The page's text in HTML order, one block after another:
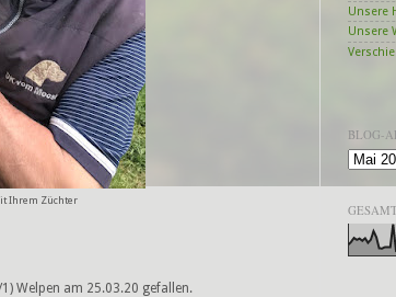
Ihrem Züchter
Welpen am 25.03.20 gefallen.
Unsere
Unsere
BLOG-